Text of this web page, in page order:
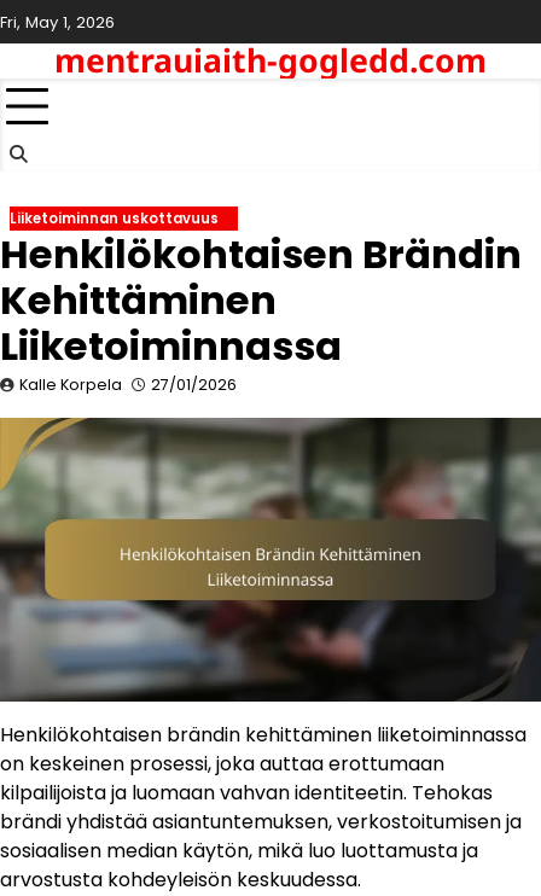
Skip
to
content
Fri, May 1, 2026
mentrauiaith-gogledd.com
Liiketoiminnan uskottavuus
Henkilökohtaisen Brändin
Kehittäminen
Liiketoiminnassa
Kalle Korpela 27/01/2026
Henkilökohtaisen brändin kehittäminen liiketoiminnassa
on keskeinen prosessi, joka auttaa erottumaan
kilpailijoista ja luomaan vahvan identiteetin. Tehokas
brändi yhdistää asiantuntemuksen, verkostoitumisen ja
sosiaalisen median käytön, mikä luo luottamusta ja
arvostusta kohdeyleisön keskuudessa.